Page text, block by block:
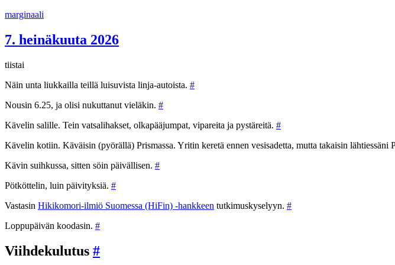
Siirry
marginaali
7. heinäkuuta 2026
tiistai
Näin unta liukkailla teillä luisuvista linja-autoista. #
Nousin 6.25, ja olisi nukuttanut vieläkin. #
Kävelin salille. Tein vatsalihakset, olkapääjumpat, vipareita ja pystäreitä. #
Kävelin kotiin. Käväisin (pyörällä) Prismassa. Yritin keretä ennen vesisadetta, mutta takaisin
Kävin suihkussa, sitten söin päivällisen. #
Pötköttelin, luin päivityksiä. #
Vastasin Hikikomori-ilmiö Suomessa (HiFin) -hankkeen tutkimuskyselyyn. #
Loppupäivän koodasin. #
Viihdekulutus #